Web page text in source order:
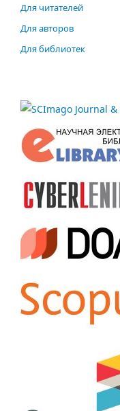
Для читателей
Для авторов
Для библиотек